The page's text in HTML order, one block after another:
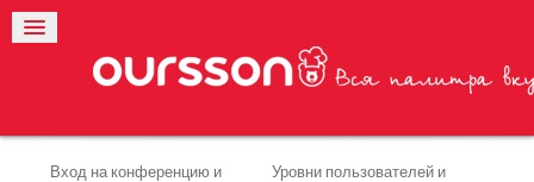
Вход на конференцию и
Уровни пользователей и